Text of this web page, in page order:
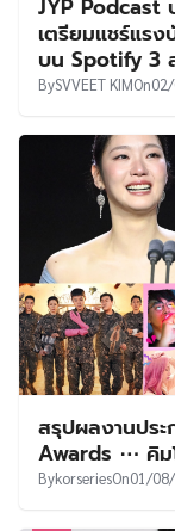
JYP Podcast
เตรียมแชร์แรง
บน Spotify 3
BySVVEET KIMOn
สรุปผลงานปร
Awards ⋯ คิม
BykorseriesOn01/